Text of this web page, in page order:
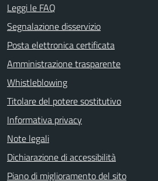
Leggi le FAQ
Segnalazione disservizio
Posta elettronica certificata
Amministrazione trasparente
Whistleblowing
Titolare del potere sostitutivo
Informativa privacy
Note legali
Dichiarazione di accessibilità
Piano di miglioramento del sito